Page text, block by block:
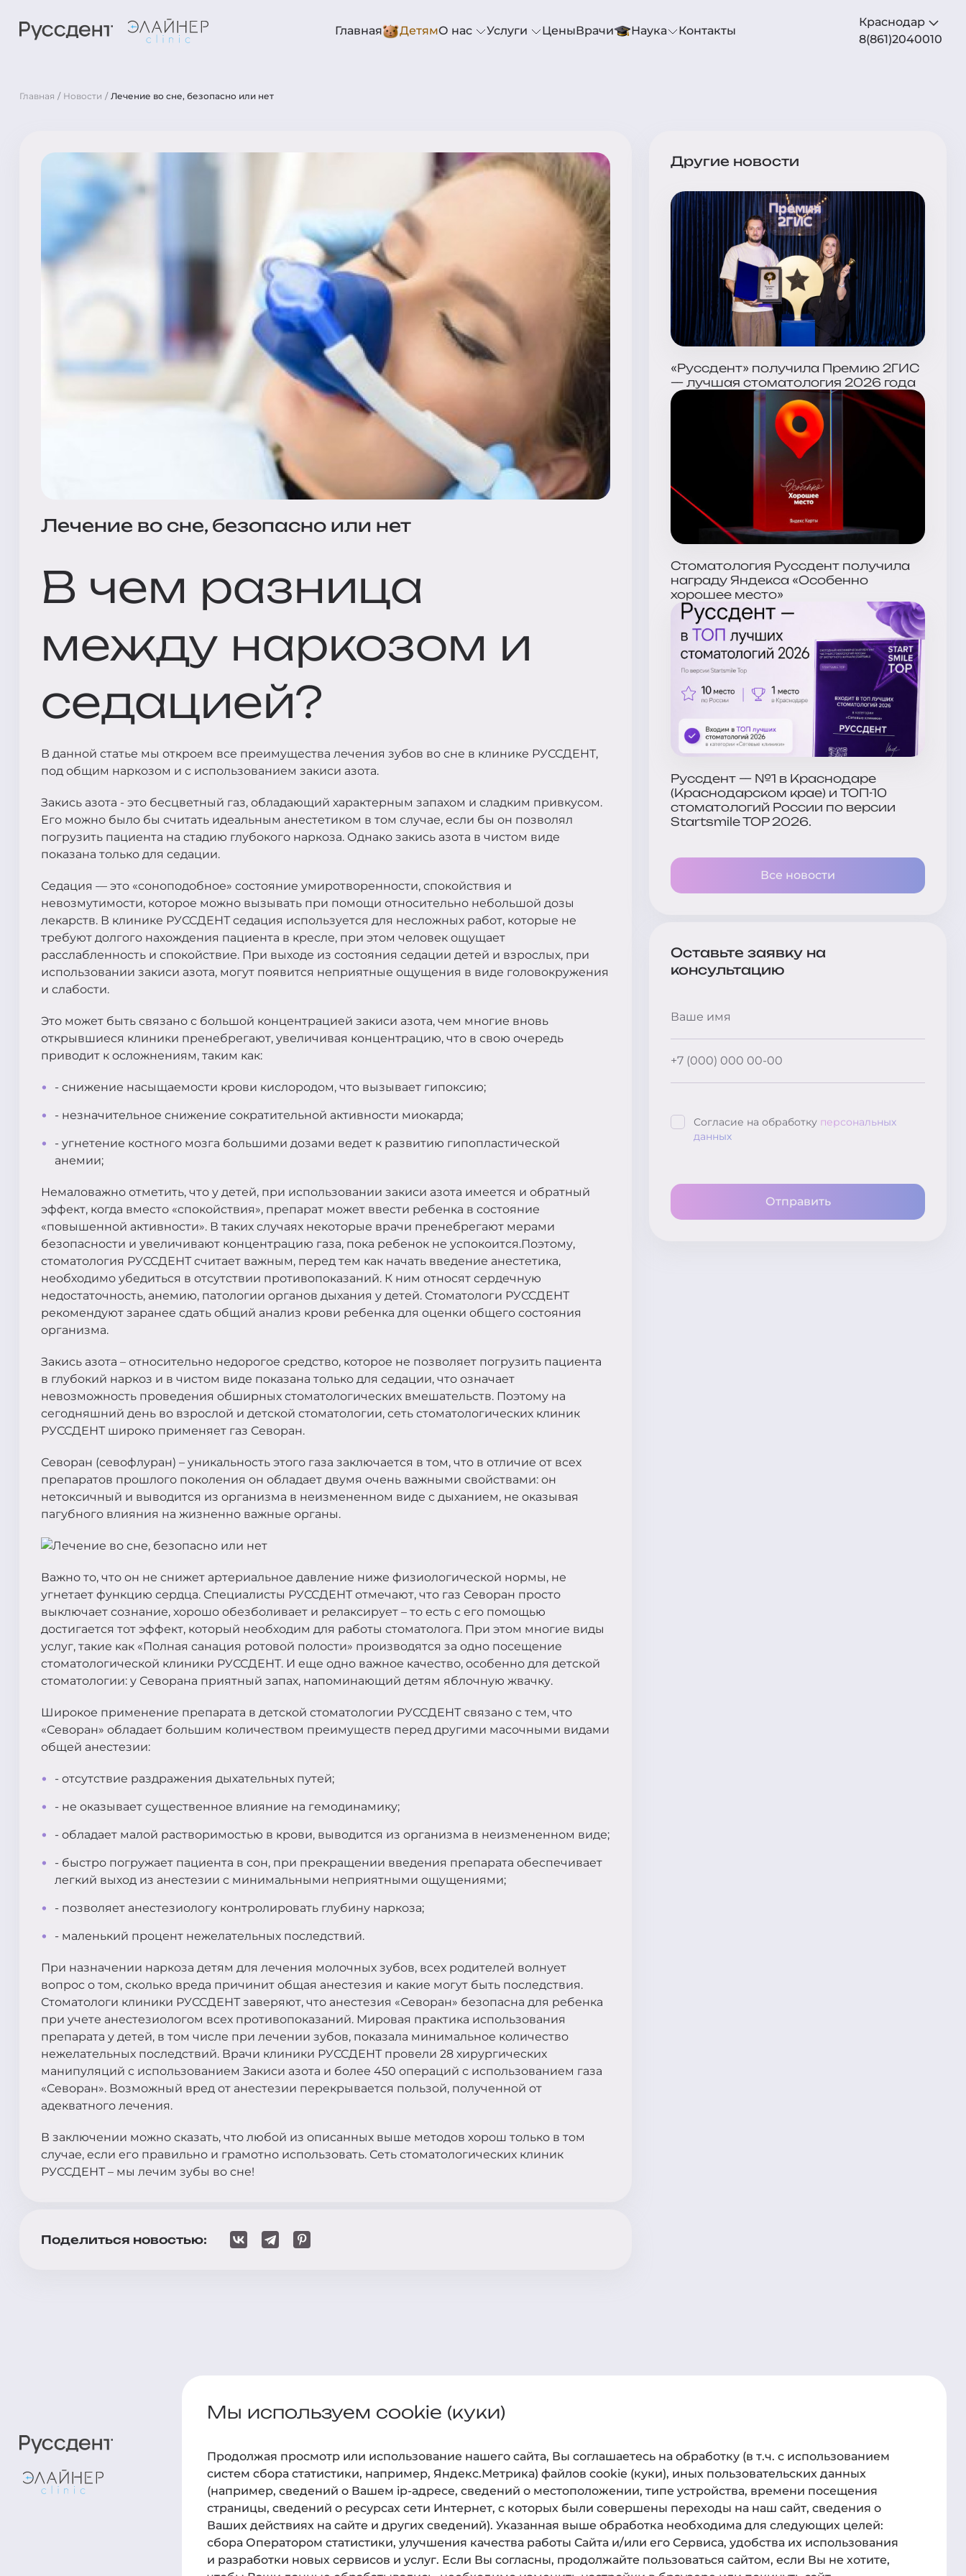
Главная ДетямО нас Услуги ЦеныВрачи Наука Контакты
Краснодар
8(861)2040010
Главная Новости Лечение во сне, безопасно или нет
Лечение во сне, безопасно или нет
В чем разница
между наркозом и
седацией?
В данной статье мы откроем все преимущества лечения зубов во сне в клинике РУССДЕНТ,
под общим наркозом и с использованием закиси азота.
Закись азота - это бесцветный газ, обладающий характерным запахом и сладким привкусом.
Его можно было бы считать идеальным анестетиком в том случае, если бы он позволял
погрузить пациента на стадию глубокого наркоза. Однако закись азота в чистом виде
показана только для седации.
Седация — это «соноподобное» состояние умиротворенности, спокойствия и
невозмутимости, которое можно вызывать при помощи относительно небольшой дозы
лекарств. В клинике РУССДЕНТ седация используется для несложных работ, которые не
требуют долгого нахождения пациента в кресле, при этом человек ощущает
расслабленность и спокойствие. При выходе из состояния седации детей и взрослых, при
использовании закиси азота, могут появится неприятные ощущения в виде головокружения
и слабости.
Это может быть связано с большой концентрацией закиси азота, чем многие вновь
открывшиеся клиники пренебрегают, увеличивая концентрацию, что в свою очередь
приводит к осложнениям, таким как:
- снижение насыщаемости крови кислородом, что вызывает гипоксию;
- незначительное снижение сократительной активности миокарда;
- угнетение костного мозга большими дозами ведет к развитию гипопластической
анемии;
Немаловажно отметить, что у детей, при использовании закиси азота имеется и обратный
эффект, когда вместо «спокойствия», препарат может ввести ребенка в состояние
«повышенной активности». В таких случаях некоторые врачи пренебрегают мерами
безопасности и увеличивают концентрацию газа, пока ребенок не успокоится.Поэтому,
стоматология РУССДЕНТ считает важным, перед тем как начать введение анестетика,
необходимо убедиться в отсутствии противопоказаний. К ним относят сердечную
недостаточность, анемию, патологии органов дыхания у детей. Стоматологи РУССДЕНТ
рекомендуют заранее сдать общий анализ крови ребенка для оценки общего состояния
организма.
Закись азота – относительно недорогое средство, которое не позволяет погрузить пациента
в глубокий наркоз и в чистом виде показана только для седации, что означает
невозможность проведения обширных стоматологических вмешательств. Поэтому на
сегодняшний день во взрослой и детской стоматологии, сеть стоматологических клиник
РУССДЕНТ широко применяет газ Севоран.
Севоран (севофлуран) – уникальность этого газа заключается в том, что в отличие от всех
препаратов прошлого поколения он обладает двумя очень важными свойствами: он
нетоксичный и выводится из организма в неизмененном виде с дыханием, не оказывая
пагубного влияния на жизненно важные органы.
Важно то, что он не снижет артериальное давление ниже физиологической нормы, не
угнетает функцию сердца. Специалисты РУССДЕНТ отмечают, что газ Севоран просто
выключает сознание, хорошо обезболивает и релаксирует – то есть с его помощью
достигается тот эффект, который необходим для работы стоматолога. При этом многие виды
услуг, такие как «Полная санация ротовой полости» производятся за одно посещение
стоматологической клиники РУССДЕНТ. И еще одно важное качество, особенно для детской
стоматологии: у Севорана приятный запах, напоминающий детям яблочную жвачку.
Широкое применение препарата в детской стоматологии РУССДЕНТ связано с тем, что
«Севоран» обладает большим количеством преимуществ перед другими масочными видами
общей анестезии:
- отсутствие раздражения дыхательных путей;
- не оказывает существенное влияние на гемодинамику;
- обладает малой растворимостью в крови, выводится из организма в неизмененном виде;
- быстро погружает пациента в сон, при прекращении введения препарата обеспечивает
легкий выход из анестезии с минимальными неприятными ощущениями;
- позволяет анестезиологу контролировать глубину наркоза;
- маленький процент нежелательных последствий.
При назначении наркоза детям для лечения молочных зубов, всех родителей волнует
вопрос о том, сколько вреда причинит общая анестезия и какие могут быть последствия.
Стоматологи клиники РУССДЕНТ заверяют, что анестезия «Севоран» безопасна для ребенка
при учете анестезиологом всех противопоказаний. Мировая практика использования
препарата у детей, в том числе при лечении зубов, показала минимальное количество
нежелательных последствий. Врачи клиники РУССДЕНТ провели 28 хирургических
манипуляций с использованием Закиси азота и более 450 операций с использованием газа
«Севоран». Возможный вред от анестезии перекрывается пользой, полученной от
адекватного лечения.
В заключении можно сказать, что любой из описанных выше методов хорош только в том
случае, если его правильно и грамотно использовать. Сеть стоматологических клиник
РУССДЕНТ – мы лечим зубы во сне!
Поделиться новостью:
Другие новости
«Руссдент» получила Премию 2ГИС
— лучшая стоматология 2026 года
Стоматология Руссдент получила
награду Яндекса «Особенно
хорошее место»
Руссдент — №1 в Краснодаре
(Краснодарском крае) и ТОП-10
стоматологий России по версии
Startsmile TOP 2026.
Все новости
Оставьте заявку на
консультацию
Согласие на обработку персональных
данных
Отправить
Детям
Услуги
Врачи
Цены
О клинике
Технологии
Новости
Фотогалерея
Практик-центр
Статьи
Новости о курсах
Телефон
78612040010
Администрация:
clientmanager@rossdent.ru
Мы используем cookie (куки)
Продолжая просмотр или использование нашего cайта, Вы соглашаетесь на обработку (в т.ч. с использованием
систем сбора статистики, например, Яндекс.Метрика) файлов cookie (куки), иных пользовательских данных
(например, сведений о Вашем ip-адресе, сведений о местоположении, типе устройства, времени посещения
страницы, сведений о ресурсах сети Интернет, с которых были совершены переходы на наш сайт, сведения о
Ваших действиях на сайте и других сведений). Указанная выше обработка необходима для следующих целей:
сбора Оператором статистики, улучшения качества работы Сайта и/или его Сервиса, удобства их использования
и разработки новых сервисов и услуг. Если Вы согласны, продолжайте пользоваться сайтом, если Вы не хотите,